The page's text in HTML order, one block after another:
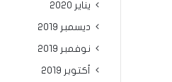
يناير 2020
ديسمبر 2019
نوفمبر 2019
أكتوبر 2019